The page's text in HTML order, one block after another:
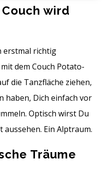
wird
erstmal richtig
dem Couch Potato-
die Tanzfläche ziehen,
haben, Dich einfach vor
Optisch wirst Du
Ein Alptraum.
Träume